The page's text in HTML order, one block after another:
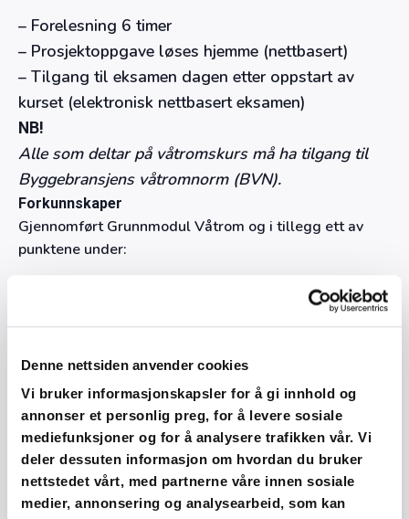
Denne nettsiden anvender cookies
Vi bruker informasjonskapsler for å gi innhold og
annonser et personlig preg, for å levere sosiale
mediefunksjoner og for å analysere trafikken vår. Vi
deler dessuten informasjon om hvordan du bruker
nettstedet vårt, med partnerne våre innen sosiale
medier, annonsering og analysearbeid, som kan
– Forelesning 6 timer
– Prosjektoppgave løses hjemme (nettbasert)
– Tilgang til eksamen dagen etter oppstart av
kurset (elektronisk nettbasert eksamen)
NB!
Alle som deltar på våtromskurs må ha tilgang til
Byggebransjens våtromnorm (BVN).
Forkunnskaper
Gjennomført Grunnmodul Våtrom og i tillegg ett av
punktene under:
Personer med teknisk utdannelse som ingeniør,
Personer med fag-/svennebrev og minimum 4 års
relevant praksis innen prosjektering og/ eller ledelse av
byggeprosjekter, kan vurderes i hvert enkelt tilfelle av
FFV (Fagrådet for våtrom)
Hvem passer kurset for?
Prosjekterende i bedrifter som utfører arbeid på våtrom,